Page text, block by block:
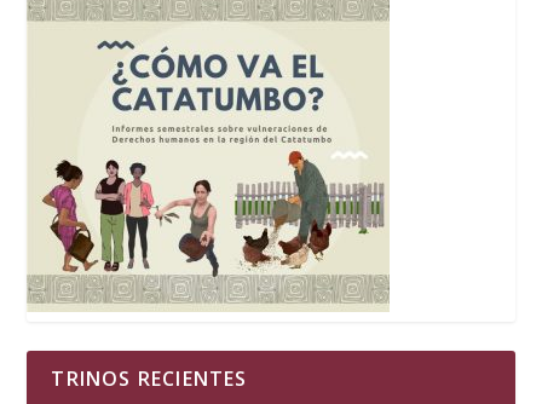
TRINOS RECIENTES